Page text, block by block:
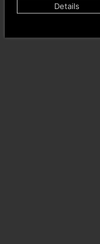
Details